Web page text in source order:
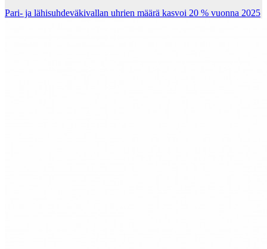
Pari- ja lähisuhdeväkivallan uhrien määrä kasvoi 20 % vuonna 2025